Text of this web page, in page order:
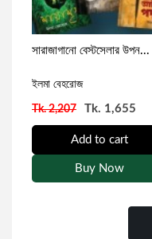
ফাবিয়াহ্ মমো
সারাজাগানো বেস্টসেলার উপন...
ইলমা বেহরোজ
Tk. 2,207 Tk. 1,655
Add to cart
Buy Now